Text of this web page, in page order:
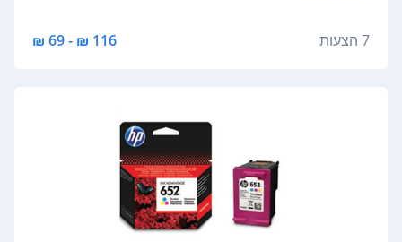
7 הצעות 116 ₪ - 69 ₪